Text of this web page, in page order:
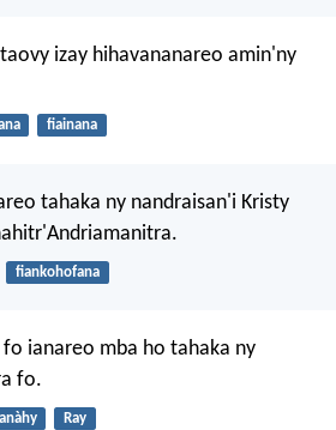
izay hihavananareo amin'ny
fiainana
tahaka ny nandraisan'i Kristy
fiankohofana
ianareo mba ho tahaka ny
fo.
Ray